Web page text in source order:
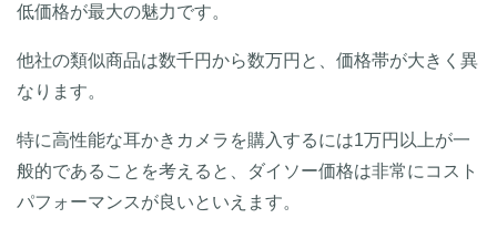
低価格が最大の魅力です。
他社の類似商品は数千円から数万円と、価格帯が大きく異
なります。
特に高性能な耳かきカメラを購入するには1万円以上が一
般的であることを考えると、ダイソー価格は非常にコスト
パフォーマンスが良いといえます。